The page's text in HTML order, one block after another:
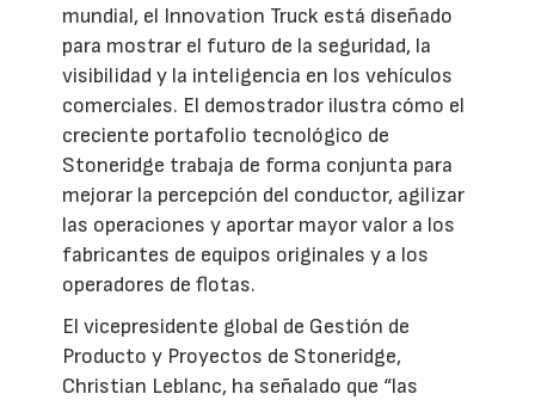
mundial, el Innovation Truck está diseñado
para mostrar el futuro de la seguridad, la
visibilidad y la inteligencia en los vehículos
comerciales. El demostrador ilustra cómo el
creciente portafolio tecnológico de
Stoneridge trabaja de forma conjunta para
mejorar la percepción del conductor, agilizar
las operaciones y aportar mayor valor a los
fabricantes de equipos originales y a los
operadores de flotas.
El vicepresidente global de Gestión de
Producto y Proyectos de Stoneridge,
Christian Leblanc, ha señalado que “las